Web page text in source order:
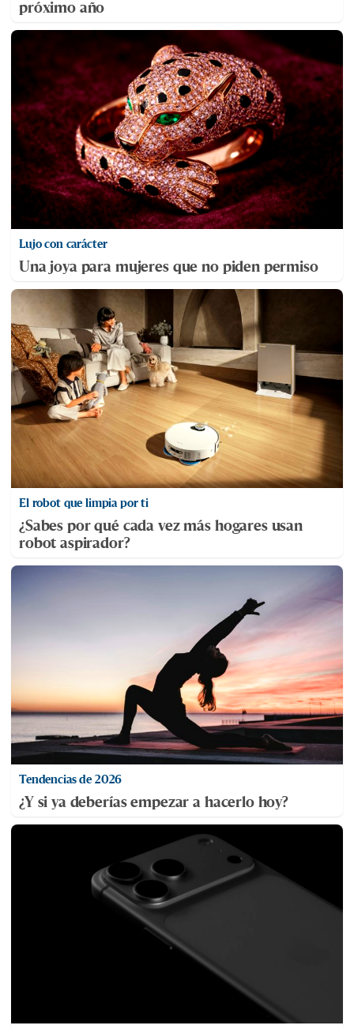
próximo año
Lujo con carácter
Una joya para mujeres que no piden permiso
El robot que limpia por ti
¿Sabes por qué cada vez más hogares usan
robot aspirador?
Tendencias de 2026
¿Y si ya deberías empezar a hacerlo hoy?